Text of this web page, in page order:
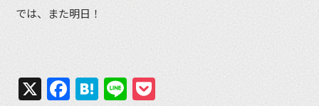
では、また明日！
X Facebook
Hatena
Line